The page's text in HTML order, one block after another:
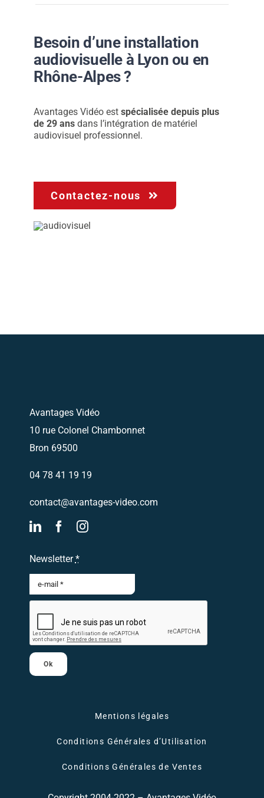
Besoin d’une installation
audiovisuelle à Lyon ou en
Rhône-Alpes ?
Avantages Vidéo est spécialisée depuis plus
de 29 ansdans l’intégration de matériel
audiovisuel professionnel.
Contactez-nous
Avantages Vidéo
10 rue Colonel Chambonnet
Bron 69500
04 78 41 19 19
contact@avantages-video.com
Newsletter*
Ok
Mentions légales
Conditions Générales d’Utilisation
Conditions Générales de Ventes